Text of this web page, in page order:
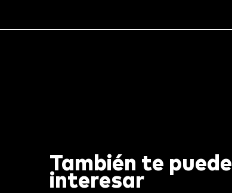
También te puede
interesar